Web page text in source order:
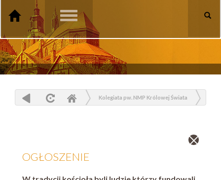
Toggle
navigation
Kolegiata pw. NMP Królowej Świata
Zamknij
OGŁOSZENIE